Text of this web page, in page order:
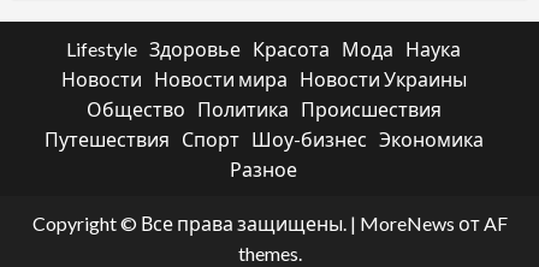
Lifestyle Здоровье Красота Мода
Наука
Новости
Новости мира
Новости Украины
Общество
Политика
Происшествия
Путешествия
Спорт Шоу-бизнес Экономика
Разное
Copyright © Все права защищены. | MoreNews от AF
themes.